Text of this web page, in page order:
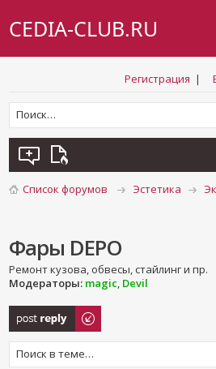
CEDIA-CLUB.RU
Регистрация |
Список форумов Эстетика
Фары DEPO
Ремонт кузова, обвесы, стайлинг и пр.
Модераторы: magic, Devil
Ответить